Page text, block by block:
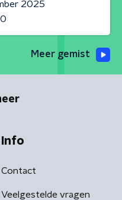
2025
Meer gemist
Info
Contact
Veelgestelde vragen